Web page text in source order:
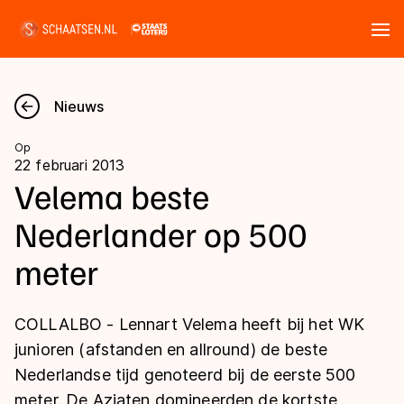
Nieuws
Kalender
Disciplines
Marathon
Shorttrack
Inlineskaten
Uitslagen
Langebaan
Shorttrack
Marathon
Tijden & historie
Ranglijsten Langebaan
Nieuws
Op
22 februari 2013
Velema beste
Nederlander op 500
meter
COLLALBO - Lennart Velema heeft bij het WK
junioren (afstanden en allround) de beste
Nederlandse tijd genoteerd bij de eerste 500
meter. De Aziaten domineerden de kortste